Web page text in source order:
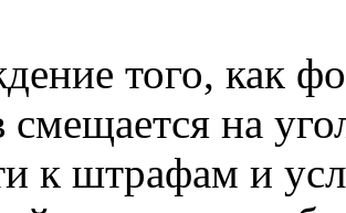
того, как
смещается на
к штрафам и